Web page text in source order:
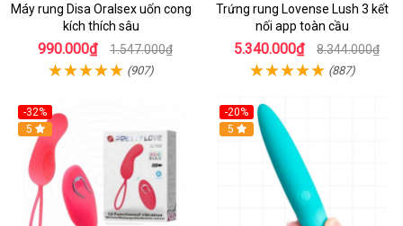
Máy rung Disa Oralsex uốn cong
kích thích sâu
990.000₫ 1.547.000₫
(907)
Trứng rung Lovense Lush 3 kết
nối app toàn cầu
5.340.000₫ 8.344.000₫
(887)
-32%
5
-20%
5